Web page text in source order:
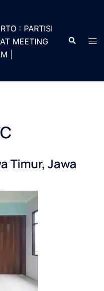
: PARTISI
MEETING
|
Cari
Timur, Jawa